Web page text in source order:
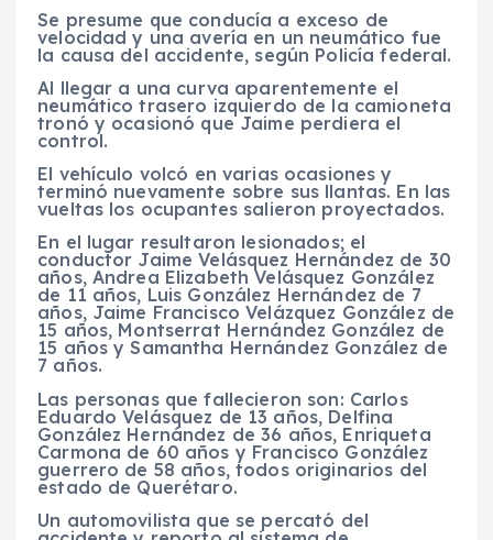
Se presume que conducía a exceso de
velocidad y una avería en un neumático fue
la causa del accidente, según Policía federal.
Al llegar a una curva aparentemente el
neumático trasero izquierdo de la camioneta
tronó y ocasionó que Jaime perdiera el
control.
El vehículo volcó en varias ocasiones y
terminó nuevamente sobre sus llantas. En las
vueltas los ocupantes salieron proyectados.
En el lugar resultaron lesionados; el
conductor Jaime Velásquez Hernández de 30
años, Andrea Elizabeth Velásquez González
de 11 años, Luis González Hernández de 7
años, Jaime Francisco Velázquez González de
15 años, Montserrat Hernández González de
15 años y Samantha Hernández González de
7 años.
Las personas que fallecieron son: Carlos
Eduardo Velásquez de 13 años, Delfina
González Hernández de 36 años, Enriqueta
Carmona de 60 años y Francisco González
guerrero de 58 años, todos originarios del
estado de Querétaro.
Un automovilista que se percató del